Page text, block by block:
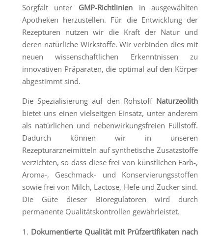
Sorgfalt unter GMP-Richtlinien in ausgewählten
Apotheken herzustellen. Für die Entwicklung der
Rezepturen nutzen wir die Kraft der Natur und
deren natürliche Wirkstoffe. Wir verbinden dies mit
neuen wissenschaftlichen Erkenntnissen zu
innovativen Präparaten, die optimal auf den Körper
abgestimmt sind.
Die Spezialisierung auf den Rohstoff Naturzeolith
bietet uns einen vielseitgen Einsatz, unter anderem
als natürlichen und nebenwirkungsfreien Füllstoff.
Dadurch können wir in unseren
Rezepturarzneimitteln auf synthetische Zusatzstoffe
verzichten, so dass diese frei von künstlichen Farb-,
Aroma-, Geschmack- und Konservierungsstoffen
sowie frei von Milch, Lactose, Hefe und Zucker sind.
Die Güte dieser Bioregulatoren wird durch
permanente Qualitätskontrollen gewährleistet.
Dokumentierte Qualität mit Prüfzertifikaten nach